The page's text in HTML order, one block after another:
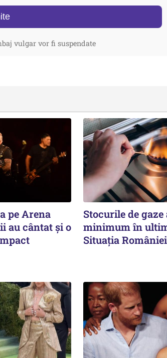
vulgar vor fi suspendate
pe Arena
au cântat şi o
Stocurile de
minimum în
Situația României